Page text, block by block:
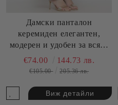
Дамски панталон
керемиден елегантен,
модерен и удобен за всяка
дама!LE SORTE DEL SOLE
(SKU)3837
€74.00 144.73 лв.
€105.00 205.36 лв.
Виж детайли